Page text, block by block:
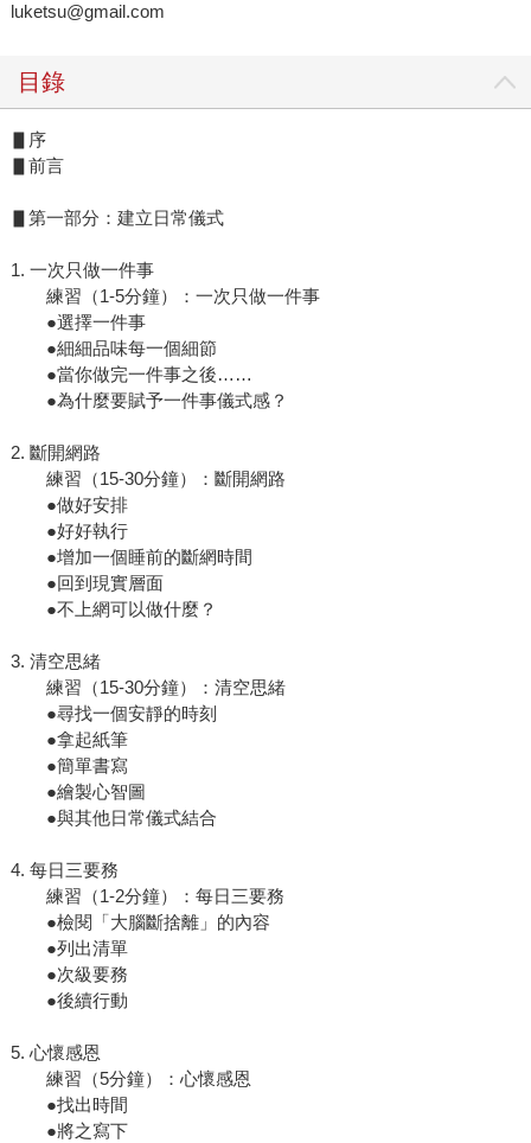
luketsu@gmail.com
目錄
▋序
▋前言
▋第一部分：建立日常儀式
1. 一次只做一件事
練習（1-5分鐘）：一次只做一件事
●選擇一件事
●細細品味每一個細節
●當你做完一件事之後……
●為什麼要賦予一件事儀式感？
2. 斷開網路
練習（15-30分鐘）：斷開網路
●做好安排
●好好執行
●增加一個睡前的斷網時間
●回到現實層面
●不上網可以做什麼？
3. 清空思緒
練習（15-30分鐘）：清空思緒
●尋找一個安靜的時刻
●拿起紙筆
●簡單書寫
●繪製心智圖
●與其他日常儀式結合
4. 每日三要務
練習（1-2分鐘）：每日三要務
●檢閱「大腦斷捨離」的內容
●列出清單
●次級要務
●後續行動
5. 心懷感恩
練習（5分鐘）：心懷感恩
●找出時間
●將之寫下